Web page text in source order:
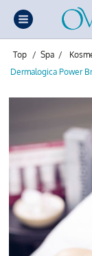
Top / Spa /
Dermalogica Power